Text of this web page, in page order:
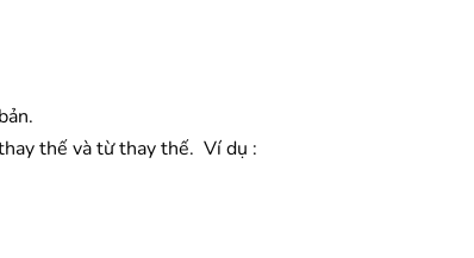
thế và từ thay thế. Ví dụ :